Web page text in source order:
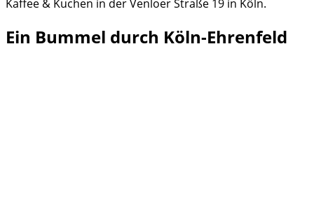
Kaffee & Kuchen in der Venloer Straße 19 in Köln.
Ein Bummel durch Köln-Ehrenfeld